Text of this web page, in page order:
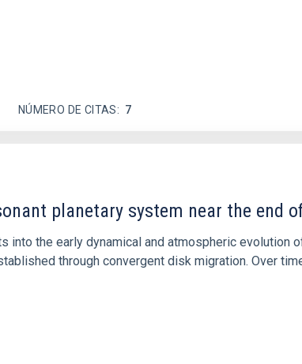
NÚMERO DE CITAS 7
planetary system near the end
into the early dynamical and atmospheric
through convergent disk migration. Over